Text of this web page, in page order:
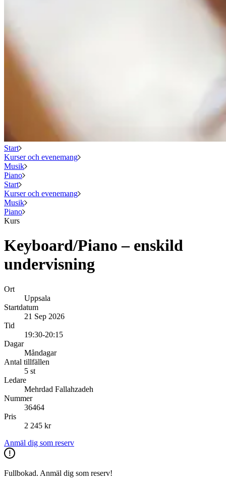
Start
Kurser och evenemang
Musik
Piano
Start
Kurser och evenemang
Musik
Piano
Kurs
Keyboard/Piano – enskild
undervisning
Ort
Uppsala
Startdatum
21 Sep 2026
Tid
19:30-20:15
Dagar
Måndagar
Antal tillfällen
5 st
Ledare
Mehrdad Fallahzadeh
Nummer
36464
Pris
2 245 kr
Anmäl dig som reserv
Fullbokad. Anmäl dig som reserv!